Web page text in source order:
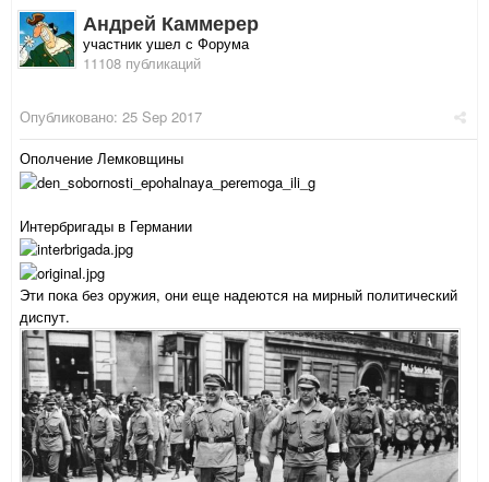
Андрей Каммерер
участник ушел с Форума
11108 публикаций
Опубликовано: 25 Sep 2017
Ополчение Лемковщины
Интербригады в Германии
Эти пока без оружия, они еще надеются на мирный политический
диспут.